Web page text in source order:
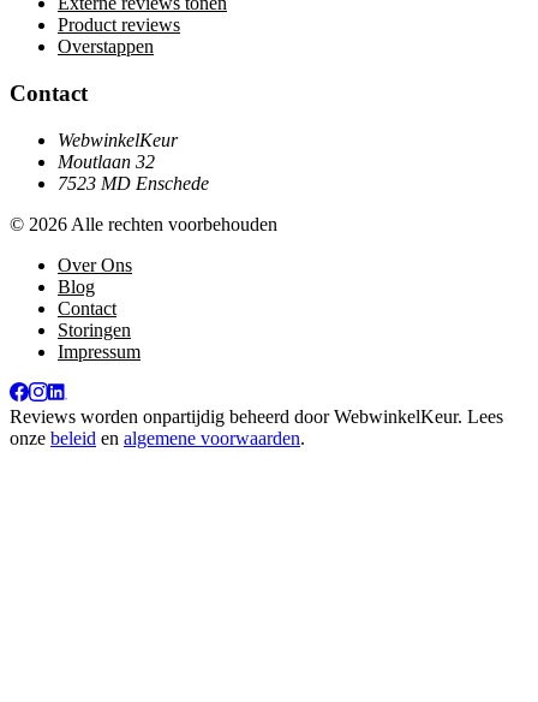
Product reviews
Overstappen
Contact
WebwinkelKeur
Moutlaan 32
7523 MD Enschede
© 2026 Alle rechten voorbehouden
Over Ons
Blog
Contact
Storingen
Impressum
Reviews worden onpartijdig beheerd doorWebwinkelKeur. Lees
onze beleid en algemene voorwaarden.